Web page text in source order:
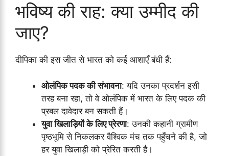
भविष्य की राह: क्या उम्मीद की
जाए?
दीपिका की इस जीत से भारत को कई आशाएँ बंधी हैं:
ओलंपिक पदक की संभावना: यदि उनका प्रदर्शन इसी
तरह बना रहा, तो वे ओलंपिक में भारत के लिए पदक की
प्रबल दावेदार बन सकती हैं।
युवा खिलाड़ियों के लिए प्रेरणा: उनकी कहानी ग्रामीण
पृष्ठभूमि से निकलकर वैश्विक मंच तक पहुँचने की है, जो
हर युवा खिलाड़ी को प्रेरित करती है।